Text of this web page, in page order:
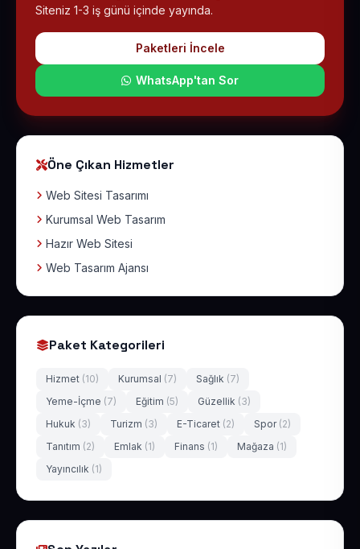
Siteniz 1-3 iş günü içinde yayında.
Paketleri İncele
WhatsApp'tan Sor
Öne Çıkan Hizmetler
Web Sitesi Tasarımı
Kurumsal Web Tasarım
Hazır Web Sitesi
Web Tasarım Ajansı
Paket Kategorileri
Hizmet (10) Kurumsal (7) Sağlık (7)
Yeme-İçme (7) Eğitim (5) Güzellik (3)
Hukuk (3) Turizm (3) E-Ticaret (2) Spor (2)
Tanıtım (2) Emlak (1) Finans (1) Mağaza (1)
Yayıncılık (1)